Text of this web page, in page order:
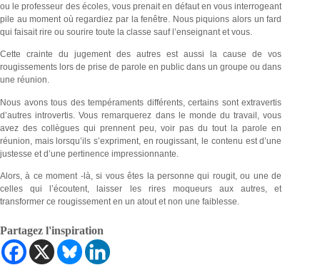
ou le professeur des écoles, vous prenait en défaut en vous interrogeant
pile au moment où regardiez par la fenêtre. Nous piquions alors un fard
qui faisait rire ou sourire toute la classe sauf l’enseignant et vous.
Cette crainte du jugement des autres est aussi la cause de vos
rougissements lors de prise de parole en public dans un groupe ou dans
une réunion.
Nous avons tous des tempéraments différents, certains sont extravertis
d’autres introvertis. Vous remarquerez dans le monde du travail, vous
avez des collègues qui prennent peu, voir pas du tout la parole en
réunion, mais lorsqu’ils s’expriment, en rougissant, le contenu est d’une
justesse et d’une pertinence impressionnante.
Alors, à ce moment -là, si vous êtes la personne qui rougit, ou une de
celles qui l’écoutent, laisser les rires moqueurs aux autres, et
transformer ce rougissement en un atout et non une faiblesse.
Partagez l'inspiration